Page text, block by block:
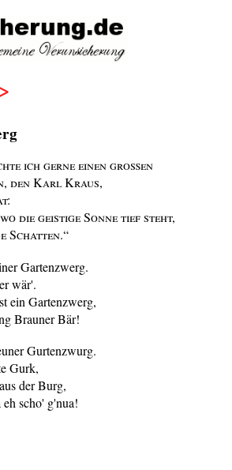
ich gerne einen großen
den Karl Kraus,
die geistige Sonne tief steht,
Schatten.“
Gartenzwerg.
wär'.
ein Gartenzwerg,
Brauner Bär!
Gurtenzwurg.
Gurk,
der Burg,
scho' g'nua!